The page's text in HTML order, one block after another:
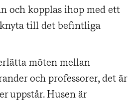
och kopplas ihop med ett
till det befintliga
möten mellan
och professorer, det är
uppstår. Husen är